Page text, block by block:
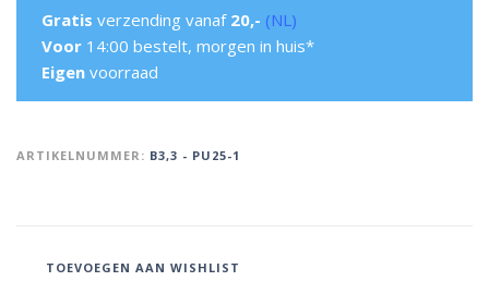
Gratis verzending vanaf 20,- (NL)
Voor 14:00 bestelt, morgen in huis*
Eigen voorraad
ARTIKELNUMMER: B3,3 - PU25-1
TOEVOEGEN AAN WISHLIST